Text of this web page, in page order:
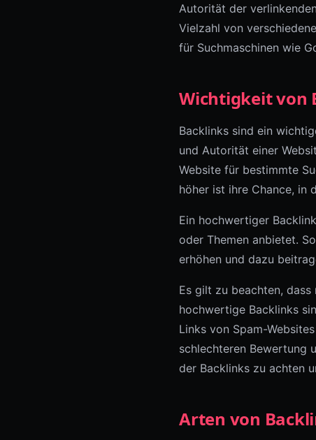
Autorität der
Vielzahl von
für Suchmaschinen wie
Wichtigkeit von
Backlinks sind ein
und Autorität einer
Website für bestimmte
höher ist ihre Chance, in
Ein hochwertiger
oder Themen anbietet.
erhöhen und dazu
Es gilt zu beachten,
hochwertige Backlinks
Links von Spam-
schlechteren Bewertung
der Backlinks zu achten
Arten von